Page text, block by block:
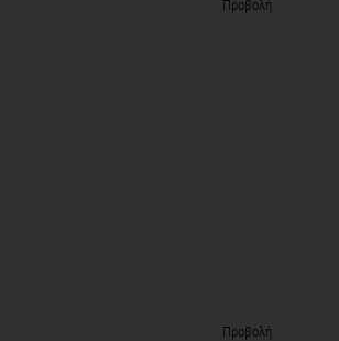
Προβολή
Προβολή